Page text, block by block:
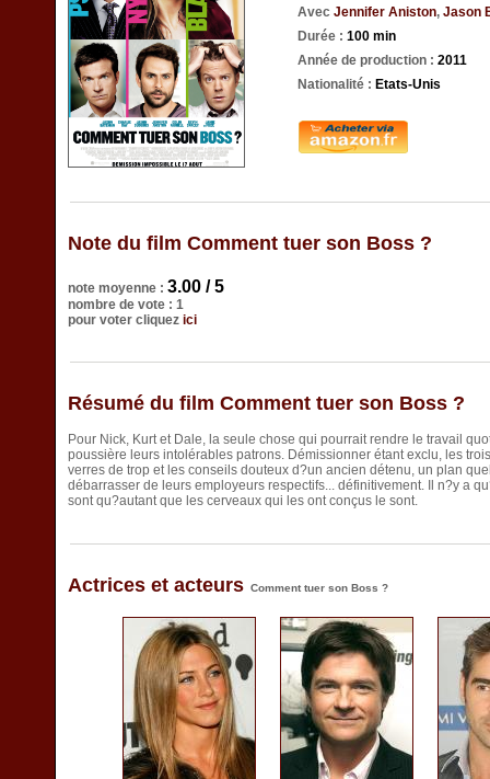
Avec Jennifer Aniston, Jason
Durée : 100 min
Année de production : 2011
Nationalité : Etats-Unis
Note du film Comment tuer son Boss ?
note moyenne : 3.00 / 5
nombre de vote : 1
pour voter cliquez ici
Résumé du film Comment tuer son Boss ?
Pour Nick, Kurt et Dale, la seule chose qui pourrait rendre le travail
poussière leurs intolérables patrons. Démissionner étant exclu, les
verres de trop et les conseils douteux d?un ancien détenu, un plan
débarrasser de leurs employeurs respectifs... définitivement. Il n?y a
sont qu?autant que les cerveaux qui les ont conçus le sont.
Actrices et acteurs Comment tuer son Boss ?